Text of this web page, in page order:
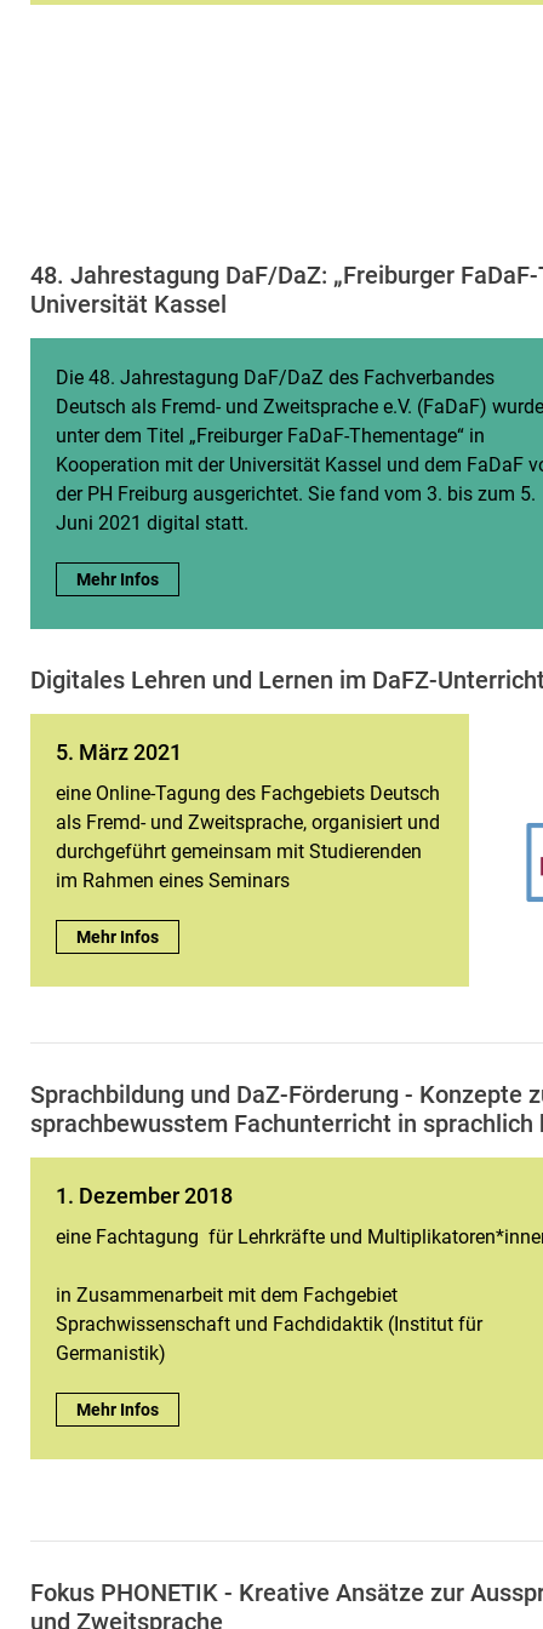
48. Jahrestagung DaF/DaZ: „Freiburger
Universität Kassel
Die 48. Jahrestagung DaF/DaZ des Fachverbandes
Deutsch als Fremd- und Zweitsprache e.V. (FaDaF)
unter dem Titel „Freiburger FaDaF-Thementage“ in
Kooperation mit der Universität Kassel und dem FaDaF
der PH Freiburg ausgerichtet. Sie fand vom 3. bis zum 5.
Juni 2021 digital statt.
FaDaF 2021:
Mehr Infos
Digitales Lehren und Lernen im DaFZ-
5. März 2021
eine Online-Tagung des Fachgebiets Deutsch
als Fremd- und Zweitsprache, organisiert und
durchgeführt gemeinsam mit Studierenden
im Rahmen eines Seminars
5. März 2021:
Mehr Infos
Sprach­bil­dung und DaZ-För­de­rung - Kon­zep­te
sprach­be­wuss­tem Fach­un­ter­richt in sprach­lich
1. Dezember 2018
eine Fachtagung für Lehrkräfte und
in Zusammenarbeit mit dem Fachgebiet
Sprachwissenschaft und Fachdidaktik (Institut für
Germanistik)
1. Dezember 2018:
Mehr Infos
Fokus PHONETIK - Kreative Ansätze zur
und Zweitsprache